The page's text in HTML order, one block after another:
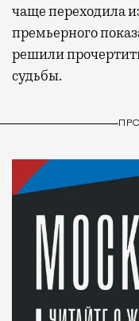
чаще переходила
премьерного
решили
судьбы.